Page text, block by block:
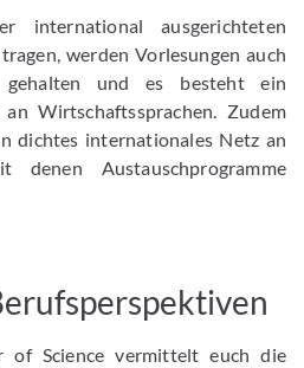
international ausgerichteten
werden Vorlesungen auch
gehalten und es besteht ein
Wirtschaftssprachen. Zudem
dichtes internationales Netz an
denen Austauschprogramme
of Science vermittelt euch die